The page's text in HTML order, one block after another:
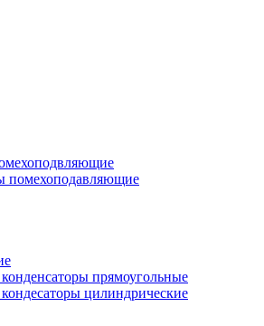
помехоподавляющие
прямоугольные
цилиндрические